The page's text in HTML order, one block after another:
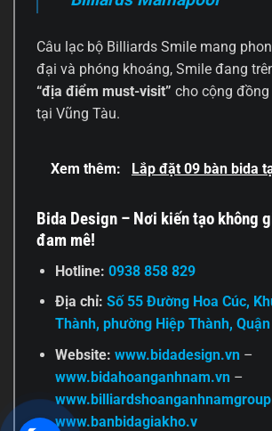
Câu lạc bộ Billiards Smile mang
đại và phóng khoáng, Smile đang
“địa điểm must-visit” cho cộng
tại Vũng Tàu.
Xem thêm: Lắp đặt 09 bàn bida
Bida Design – Nơi kiến tạo không
đam mê!
Hotline: 0938 858 829
Địa chỉ: Số 55 Đường Hoa Cúc,
Thành, phường Hiệp Thành, Quận
Website: www.bidadesign.vn–
www.bidahoanganhnam.vn–
www.banbidagiakho.v